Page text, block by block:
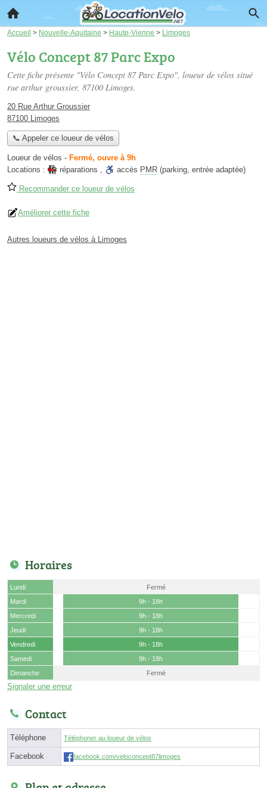
Accueil > Nouvelle-Aquitaine > Haute-Vienne > Limoges
Vélo Concept 87 Parc Expo
Cette fiche présente "Vélo Concept 87 Parc Expo", loueur de vélos situé
rue arthur groussier, 87100 Limoges.
20 Rue Arthur Groussier
87100 Limoges
📞 Appeler ce loueur de vélos
Loueur de vélos - Fermé, ouvre à 9h
Locations :
réparations , accès PMR (parking, entrée adaptée)
Recommander ce loueur de vélos
Améliorer cette fiche
Autres loueurs de vélos à Limoges
Horaires
Lundi
Fermé
Mardi
9h - 18h
Mercredi
9h - 18h
Jeudi
9h - 18h
Vendredi
9h - 18h
Samedi
9h - 18h
Dimanche
Fermé
Signaler une erreur
Contact
Téléphone Téléphoner au loueur de vélos
Facebook facebook.com/veloconcept87limoges